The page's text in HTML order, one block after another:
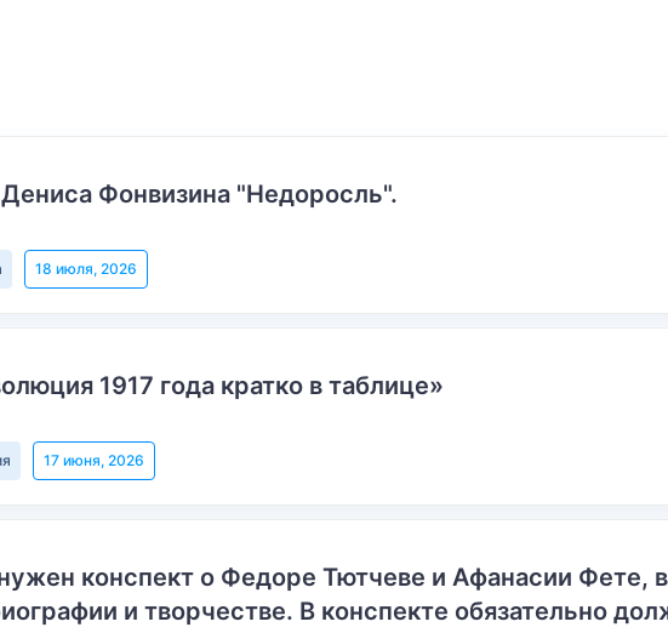
Фонвизина "Недоросль".
18 июля, 2026
1917 года кратко в таблице»
17 июня, 2026
конспект о Федоре Тютчеве и Афанасии Фете,
и творчестве. В конспекте обязательно